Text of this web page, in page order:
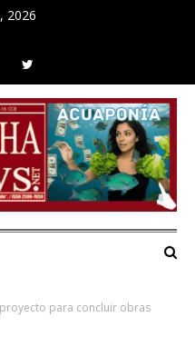
2026
para concluir obras